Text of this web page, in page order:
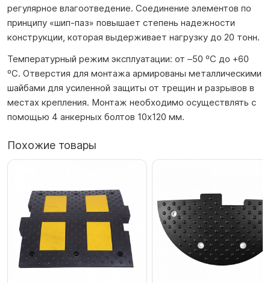
регулярное влагоотведение. Соединение элементов по
принципу «шип-паз» повышает степень надежности
конструкции, которая выдерживает нагрузку до 20 тонн.
Температурный режим эксплуатации: от –50 ºС до +60
ºС. Отверстия для монтажа армированы металлическими
шайбами для усиленной защиты от трещин и разрывов в
местах крепления. Монтаж необходимо осуществлять с
помощью 4 анкерных болтов 10х120 мм.
Похожие товары